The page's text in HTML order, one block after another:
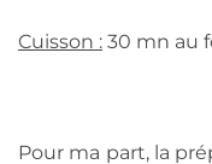
Cuisson : 30 mn au
Pour ma part, la